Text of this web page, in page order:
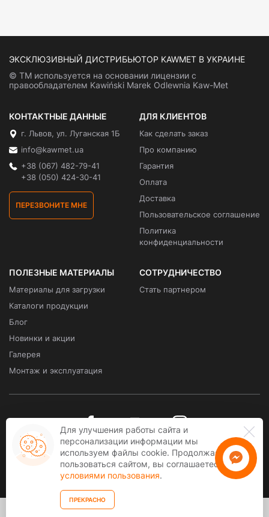
Дымоходное колено Вент Устрій 90°
ЭКСКЛЮЗИВНЫЙ ДИСТРИБЬЮТОР KAWMET В УКРАИНЕ
© ТМ используется на основании лицензии с
правообладателем Kawiński Marek Odlewnia Kaw-Met
КОНТАКТНЫЕ ДАННЫЕ
г. Львов, ул. Луганская 1Б
info@kawmet.ua
+38 (067) 482-79-41
+38 (050) 424-30-41
ПЕРЕЗВОНИТЕ МНЕ
ДЛЯ КЛИЕНТОВ
Как сделать заказ
Про компанию
Гарантия
Оплата
Доставка
Пользовательское соглашение
Политика
конфиденциальности
ПОЛЕЗНЫЕ МАТЕРИАЛЫ
Материалы для загрузки
Каталоги продукции
Блог
Новинки и акции
Галерея
Монтаж и эксплуатация
СОТРУДНИЧЕСТВО
Стать партнером
Всі права захищені. COPYRIGHT © 2026
- ексклюзивний дистрибютор KAWMET в Україні
Створення сайту
Связаться с
kawmet
Для улучшения работы сайта и
персонализации информации мы
используем файлы cookie. Продолжая
пользоваться сайтом, вы соглашаетесь
условиями пользования.
ПРЕКРАСНО